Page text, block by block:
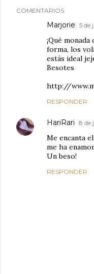
COMENTARIOS
Marjorie 5 de
¡Qué
forma, los
estás ideal
Besotes
http://
RESPONDER
HariRari 8 de
Me encanta
me ha
Un beso!
RESPONDER